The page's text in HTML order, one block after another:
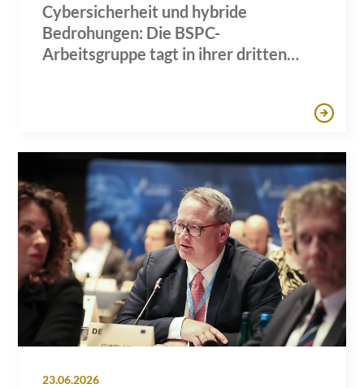
Cybersicherheit und hybride
Bedrohungen: Die BSPC-
Arbeitsgruppe tagt in ihrer dritten
23.06.2026